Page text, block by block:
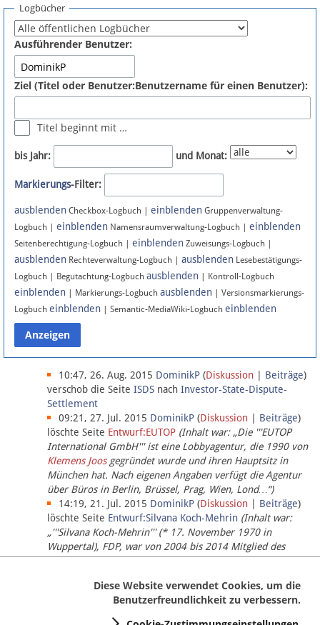
Fördermitglied werden
Fehler melden
Newsletter
Bluesky
Facebook
Instagram
Anmelden
Datenschutz
Über Lobbypedia
Impressum
Logbücher
Ausführender Benutzer:
Ziel (Titel oder Benutzer:Benutzername für einen Benutzer):
Titel beginnt mit …
bis Jahr: und Monat:
Markierungs-Filter:
ausblenden Checkbox-Logbuch | einblenden Gruppenverwaltung-
Logbuch | einblenden Namensraumverwaltung-Logbuch | einblenden
Seitenberechtigung-Logbuch | einblenden Zuweisungs-Logbuch |
ausblenden Rechteverwaltung-Logbuch | ausblenden Lesebestätigungs-
Logbuch | Begutachtung-Logbuch ausblenden | Kontroll-Logbuch
einblenden | Markierungs-Logbuch ausblenden | Versionsmarkierungs-
Logbuch einblenden | Semantic-MediaWiki-Logbuch einblenden
10:47, 26. Aug. 2015 DominikP (Diskussion Beiträge)
verschob die Seite ISDS nach Investor-State-Dispute-
Settlement
09:21, 27. Jul. 2015 DominikP (Diskussion Beiträge)
löschte Seite Entwurf:EUTOP (Inhalt war: „Die '''EUTOP
International GmbH''' ist eine Lobbyagentur, die 1990 von
Klemens Joosgegründet wurde und ihren Hauptsitz in
München hat. Nach eigenen Angaben verfügt die Agentur
über Büros in Berlin, Brüssel, Prag, Wien, Lond…“)
14:19, 21. Jul. 2015 DominikP (Diskussion Beiträge)
löschte Seite Entwurf:Silvana Koch-Mehrin (Inhalt war:
„'''Silvana Koch-Mehrin''' (* 17. November 1970 in
Wuppertal), FDP, war von 2004 bis 2014 Mitglied des
Europäischen Parlaments, seit November 2014 ist sie für
Diese Website verwendet Cookies, um die
Benutzerfreundlichkeit zu verbessern.